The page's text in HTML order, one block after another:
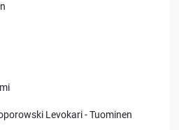
Levokari - Tuominen